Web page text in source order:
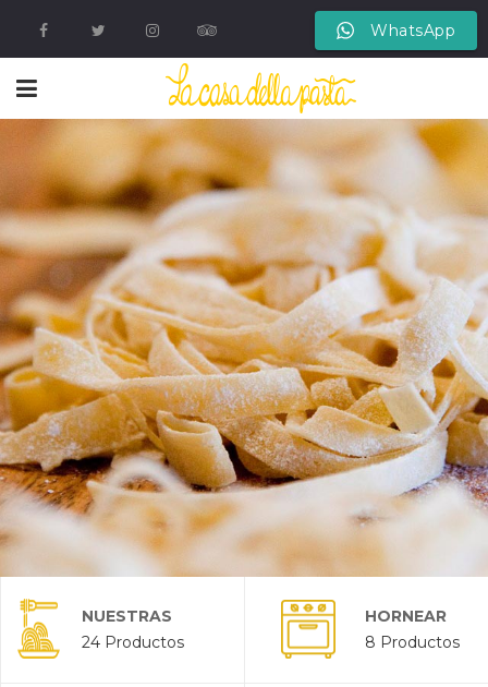
NUESTRAS
PASTAS Y
24 Productos
HORNEAR
8 Productos
WhatsApp